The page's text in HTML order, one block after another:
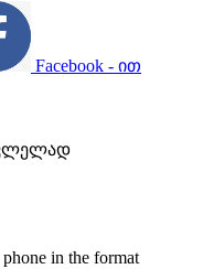
Facebook - ით
in the format